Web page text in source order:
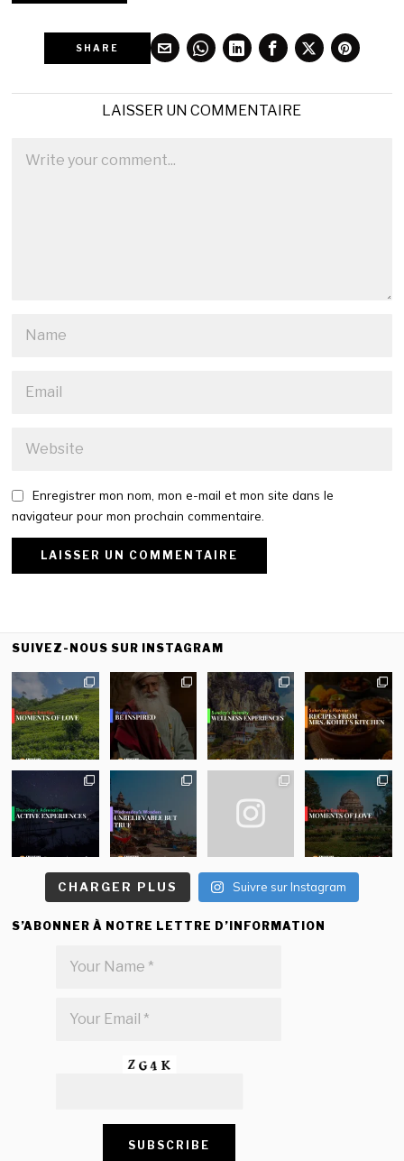
SHARE
LAISSER UN COMMENTAIRE
Enregistrer mon nom, mon e-mail et mon site dans le
navigateur pour mon prochain commentaire.
SUIVEZ-NOUS SUR INSTAGRAM
CHARGER PLUS Suivre sur Instagram
S’ABONNER À NOTRE LETTRE D’INFORMATION